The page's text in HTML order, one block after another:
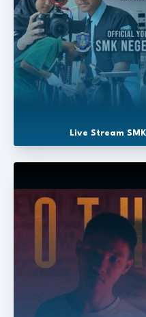
Live Stream